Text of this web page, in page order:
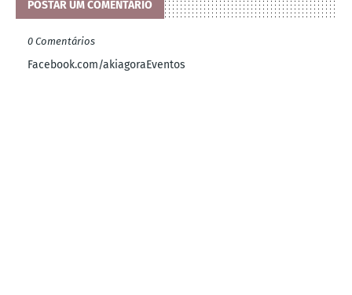
POSTAR UM COMENTÁRIO
0 Comentários
Facebook.com/akiagoraEventos